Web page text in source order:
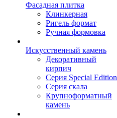
Фасадная плитка
Клинкерная
Ригель формат
Ручная формовка
Искусственный камень
Декоративный
кирпич
Серия Special Edition
Серия скала
Крупноформатный
камень